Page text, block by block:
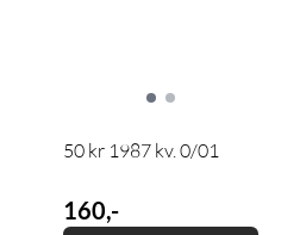
50 kr 1987 kv. 0/01
160,-